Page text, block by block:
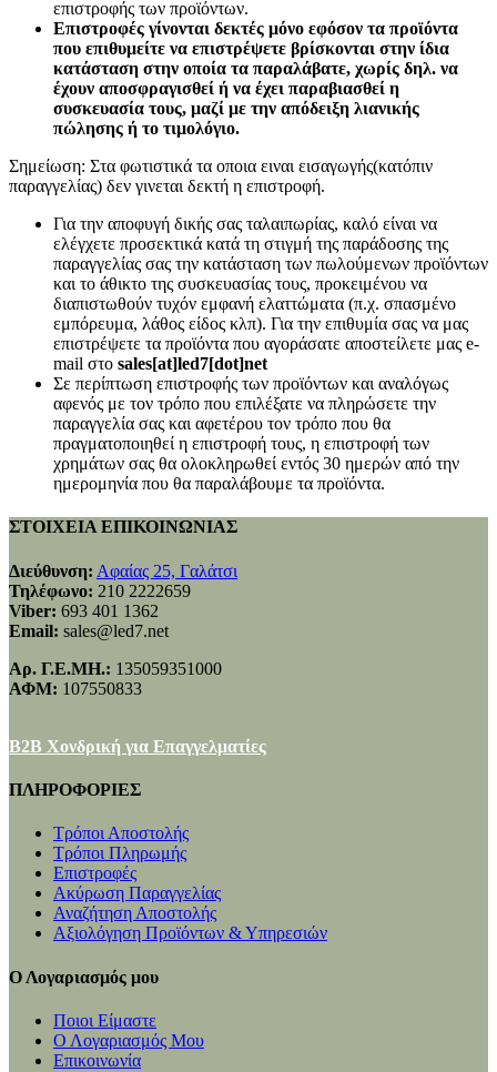
επιστροφής των προϊόντων.
Επιστροφές γίνονται δεκτές μόνο εφόσον τα προϊόντα
που επιθυμείτε να επιστρέψετε βρίσκονται στην ίδια
κατάσταση στην οποία τα παραλάβατε, χωρίς δηλ. να
έχουν αποσφραγισθεί ή να έχει παραβιασθεί η
συσκευασία τους, μαζί με την απόδειξη λιανικής
πώλησης ή το τιμολόγιο.
Σημείωση: Στα φωτιστικά τα οποια ειναι εισαγωγής(κατόπιν
παραγγελίας) δεν γινεται δεκτή η επιστροφή.
Για την αποφυγή δικής σας ταλαιπωρίας, καλό είναι να
ελέγχετε προσεκτικά κατά τη στιγμή της παράδοσης της
παραγγελίας σας την κατάσταση των πωλούμενων προϊόντων
και το άθικτο της συσκευασίας τους, προκειμένου να
διαπιστωθούν τυχόν εμφανή ελαττώματα (π.χ. σπασμένο
εμπόρευμα, λάθος είδος κλπ). Για την επιθυμία σας να μας
επιστρέψετε τα προϊόντα που αγοράσατε αποστείλετε μας e-
mail στο sales[at]led7[dot]net
Σε περίπτωση επιστροφής των προϊόντων και αναλόγως
αφενός με τον τρόπο που επιλέξατε να πληρώσετε την
παραγγελία σας και αφετέρου τον τρόπο που θα
πραγματοποιηθεί η επιστροφή τους, η επιστροφή των
χρημάτων σας θα ολοκληρωθεί εντός 30 ημερών από την
ημερομηνία που θα παραλάβουμε τα προϊόντα.
ΣΤΟΙΧΕΙΑ ΕΠΙΚΟΙΝΩΝΙΑΣ
Διεύθυνση: Αφαίας 25, Γαλάτσι
Τηλέφωνο: 210 2222659
Viber: 693 401 1362
Email: sales@led7.net
Αρ. Γ.Ε.ΜΗ.: 135059351000
ΑΦΜ: 107550833
B2B Χονδρική για Επαγγελματίες
ΠΛΗΡΟΦΟΡΙΕΣ
Τρόποι Αποστολής
Τρόποι Πληρωμής
Επιστροφές
Ακύρωση Παραγγελίας
Αναζήτηση Αποστολής
Αξιολόγηση Προϊόντων & Υπηρεσιών
Ο Λογαριασμός μου
Ποιοι Είμαστε
Ο Λογαριασμός Μου
Επικοινωνία